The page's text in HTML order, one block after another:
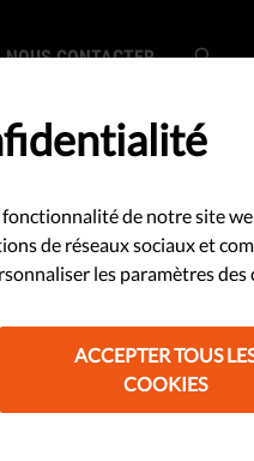
NOUS CONTACTER
Institute (l'Institut
à but
en 2003, HRMI
les obligations
de notre site
de réseaux sociaux et
les paramètres des
ACCEPTER TOUS
COOKIES